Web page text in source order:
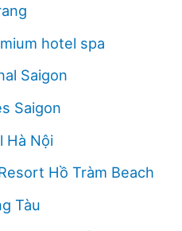
hotel spa
Saigon
Saigon
Hà Nội
Hồ Tràm Beach
Tàu